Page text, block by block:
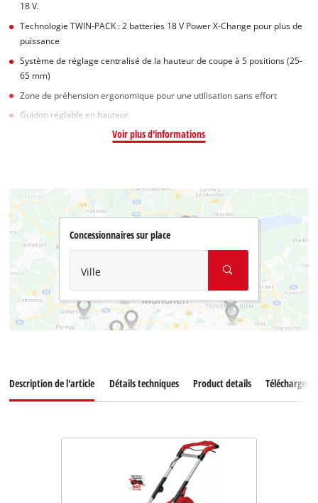
18 V.
Technologie TWIN-PACK : 2 batteries 18 V Power X-Change pour plus de
puissance
Système de réglage centralisé de la hauteur de coupe à 5 positions (25-
65 mm)
Zone de préhension ergonomique pour une utilisation sans effort
Guidon réglable en hauteur
Voir plus d'informations
Concessionnaires sur place
Ville
Description de l'article Détails techniques Product details